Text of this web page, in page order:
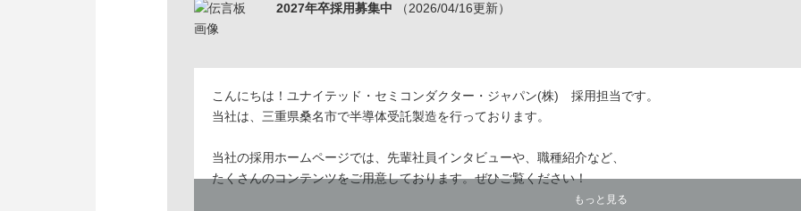
2027年卒採用募集中 （2026/04/16更新）
こんにちは！ユナイテッド・セミコンダクター・ジャパン(株) 採用担当です。
当社は、三重県桑名市で半導体受託製造を行っております。
当社の採用ホームページでは、先輩社員インタビューや、職種紹介など、
たくさんのコンテンツをご用意しております。ぜひご覧ください！
もっと見る